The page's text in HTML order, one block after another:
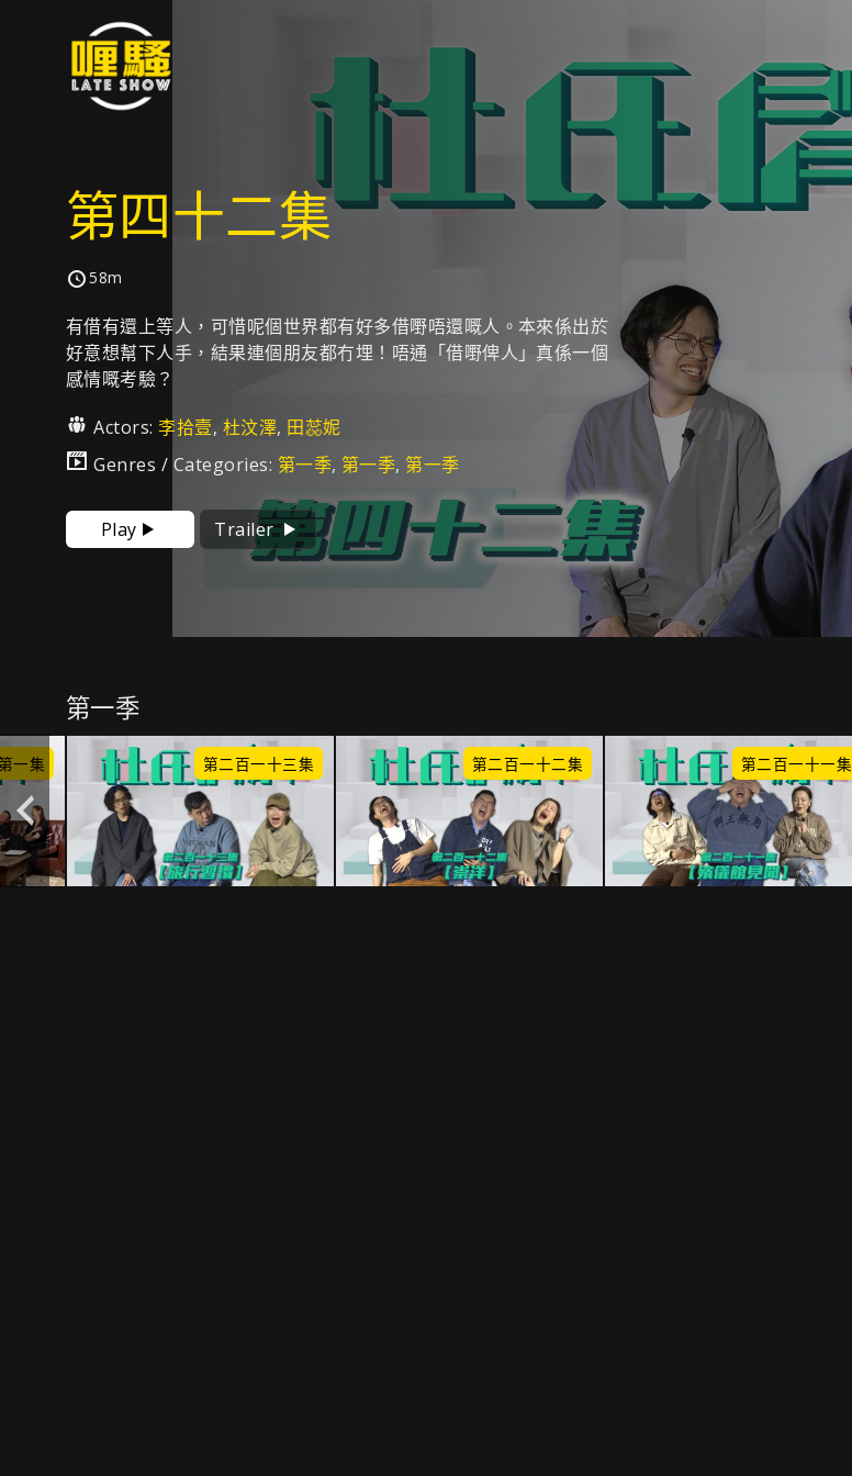
第四十二集
58m
有借有還上等人，可惜呢個世界都有好多借嘢唔還嘅人。本來係出於
好意想幫下人手，結果連個朋友都冇埋！唔通「借嘢俾人」真係一個
感情嘅考驗？
Actors:李拾壹, 杜汶澤, 田蕊妮
Genres / Categories: 第一季, 第一季, 第一季
Play Trailer
第一季
一集 第二百一十三集 第二百一十二集 第二百一十一集